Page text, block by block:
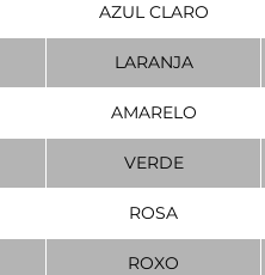
AZUL CLARO
LARANJA
AMARELO
VERDE
ROSA
ROXO